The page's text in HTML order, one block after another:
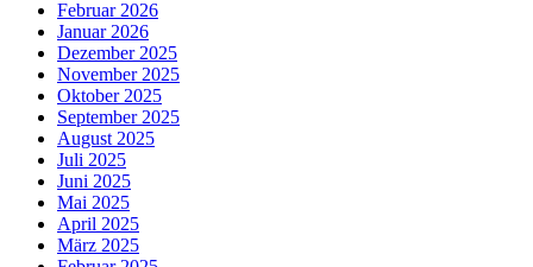
Februar 2026
Januar 2026
Dezember 2025
November 2025
Oktober 2025
September 2025
August 2025
Juli 2025
Juni 2025
Mai 2025
April 2025
März 2025